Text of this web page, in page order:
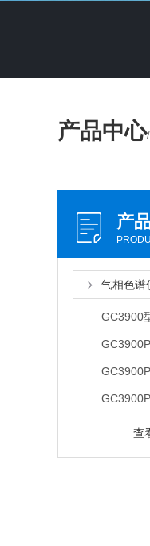
产品中心
产
气相色谱
GC3900
查